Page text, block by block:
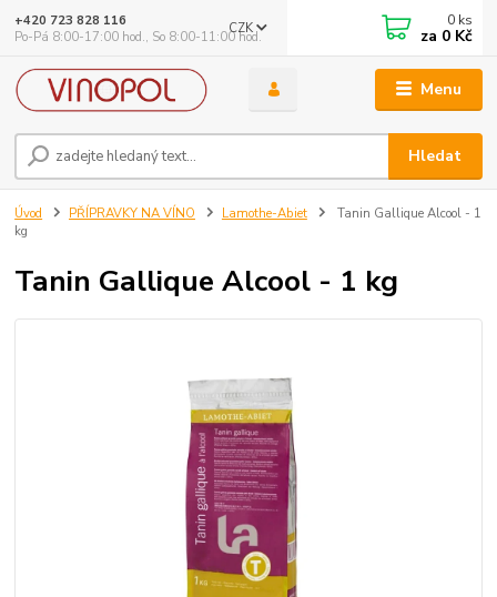
Menu
CZK
Hledat
+420 723 828 116
Po-Pá 8:00-17:00 hod., So 8:00-11:00 hod.
0 ks
za 0 Kč
Úvod PŘÍPRAVKY NA VÍNO Lamothe-Abiet
Tanin Gallique Alcool - 1
kg
Tanin Gallique Alcool - 1 kg